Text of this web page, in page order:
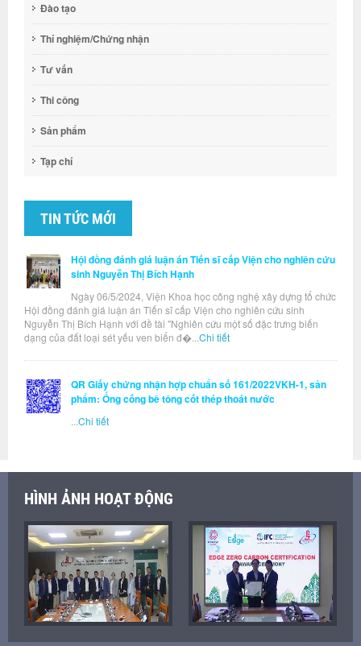
Đào tạo
Thí nghiệm/Chứng nhận
Tư vấn
Thi công
Sản phẩm
Tạp chí
TIN TỨC MỚI
Hội đồng đánh giá luận án Tiến sĩ cấp Viện cho nghiên cứu
sinh Nguyễn Thị Bích Hạnh
Ngày 06/5/2024, Viện Khoa học công nghệ xây dựng tổ chức
Hội đồng đánh giá luận án Tiến sĩ cấp Viện cho nghiên cứu sinh
Nguyễn Thị Bích Hạnh với đề tài "Nghiên cứu một số đặc trưng biến
dạng của đất loại sét yếu ven biển đ�... Chi tiết
QR Giấy chứng nhận hợp chuẩn số 161/2022VKH-1, sản
phẩm: Ống cống bê tông cốt thép thoát nước
Chi tiết
HÌNH ẢNH HOẠT ĐỘNG